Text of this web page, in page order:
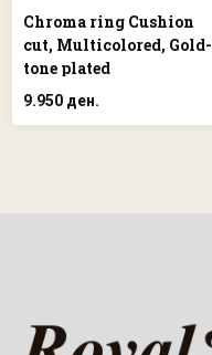
Chroma ring Cushion
cut, Multicolored, Gold-
tone plated
9.950 ден.